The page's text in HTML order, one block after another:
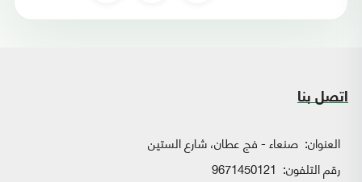
اتصل بنا
العنوان: صنعاء - فج عطان، شارع الستين
رقم التلفون: 9671450121